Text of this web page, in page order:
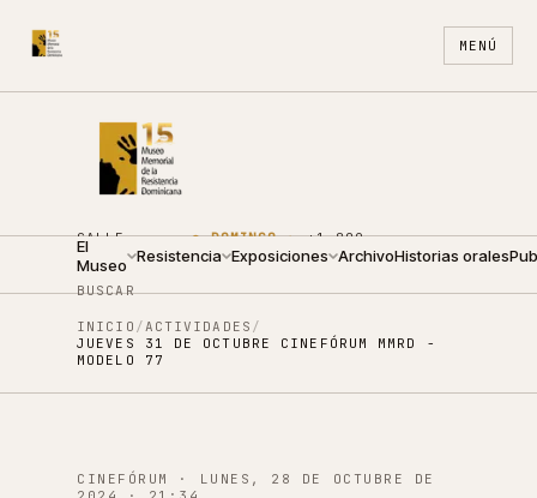
MENÚ
CALLE
ARZOBISPO
NOUEL 210
●DOMINGO ·
10:00 —
+1 809
688
ES EN
El
Museo Resistencia Exposiciones ArchivoHistorias orales
BUSCAR
INICIO /ACTIVIDADES /
JUEVES 31 DE OCTUBRE CINEFÓRUM MMRD -
MODELO 77
CINEFÓRUM ·
LUNES, 28 DE OCTUBRE DE